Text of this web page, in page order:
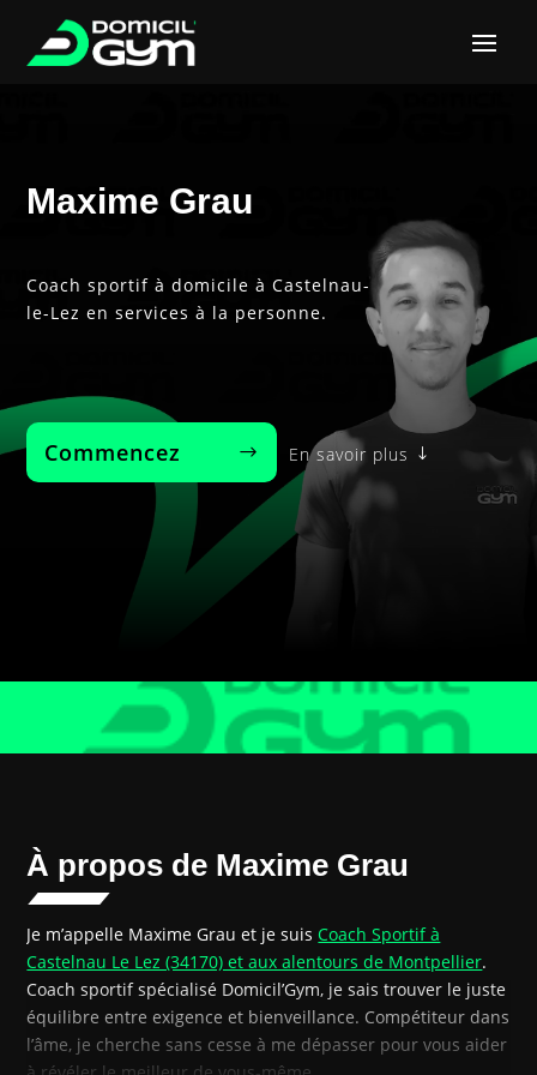
Maxime Grau
Coach sportif à domicile à Castelnau-
le-Lez en services à la personne.
Commencez‎ ‎ ‎ ‎ ‎ ‎ ‎ ‎ En savoir plus
À propos de Maxime Grau
Je m’appelle Maxime Grau et je suisCoach Sportif à
Castelnau Le Lez (34170) et aux alentours de Montpellier.
Coach sportif spécialisé Domicil’Gym, je sais trouver le juste
équilibre entre exigence et bienveillance. Compétiteur dans
l’âme, je cherche sans cesse à me dépasser pour vous aider